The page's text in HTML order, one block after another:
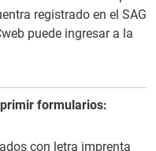
registrado en el SAG
puede ingresar a la
formularios:
con letra imprenta